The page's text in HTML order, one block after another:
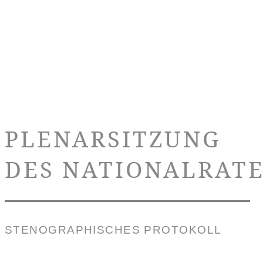
PLENARSITZUNG
DES
STENOGRAPHISCHES PROTOKOLL